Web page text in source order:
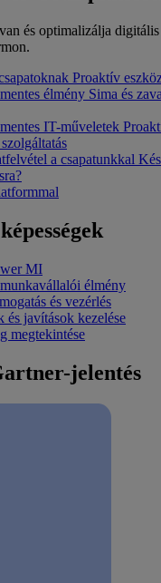
és optimalizálja
Proaktív
élmény Sima és
IT-műveletek
a csapatunkkal
MI
élmény
és vezérlés
és javítások kezelése
megtekintése
jelentés